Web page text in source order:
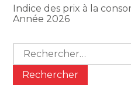
Indice des prix à la
Année 2026
Rechercher :